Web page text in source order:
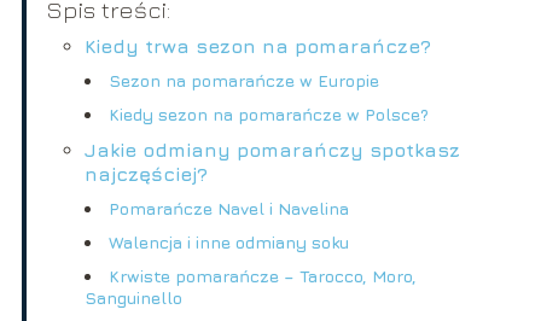
Spis treści:
Kiedy trwa sezon na pomarańcze?
Sezon na pomarańcze w Europie
Kiedy sezon na pomarańcze w Polsce?
Jakie odmiany pomarańczy spotkasz
najczęściej?
Pomarańcze Navel i Navelina
Walencja i inne odmiany soku
Krwiste pomarańcze – Tarocco, Moro,
Sanguinello